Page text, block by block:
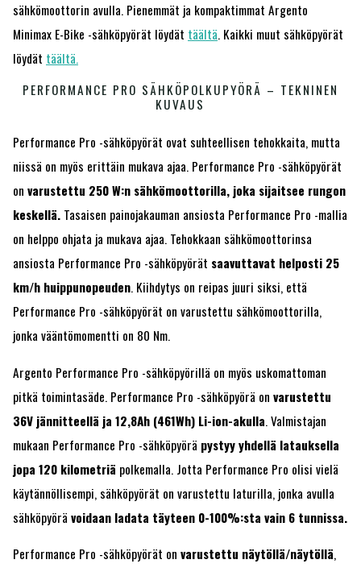
sähkömoottorin avulla. Pienemmät ja kompaktimmat Argento
Minimax E-Bike -sähköpyörät löydät täältä. Kaikki muut sähköpyörät
löydät täältä.
PERFORMANCE PRO SÄHKÖPOLKUPYÖRÄ – TEKNINEN
KUVAUS
Performance Pro -sähköpyörät ovat suhteellisen tehokkaita, mutta
niissä on myös erittäin mukava ajaa. Performance Pro -sähköpyörät
onvarustettu 250 W:n sähkömoottorilla, joka sijaitsee rungon
keskellä. Tasaisen painojakauman ansiosta Performance Pro -mallia
on helppo ohjata ja mukava ajaa. Tehokkaan sähkömoottorinsa
ansiosta Performance Pro -sähköpyörät saavuttavat helposti 25
km/h huippunopeuden. Kiihdytys on reipas juuri siksi, että
Performance Pro -sähköpyörät on varustettu sähkömoottorilla,
jonka vääntömomentti on 80 Nm.
Argento Performance Pro -sähköpyörillä on myös uskomattoman
pitkä toimintasäde. Performance Pro -sähköpyörä onvarustettu
36V jännitteellä ja 12,8Ah (461Wh) Li-ion-akulla. Valmistajan
mukaan Performance Pro -sähköpyörä pystyy yhdellä latauksella
jopa 120 kilometriä polkemalla. Jotta Performance Pro olisi vielä
käytännöllisempi, sähköpyörät on varustettu laturilla, jonka avulla
sähköpyörä voidaan ladata täyteen 0-100%:sta vain 6 tunnissa.
Performance Pro -sähköpyörät onvarustettu näytöllä/näytöllä,